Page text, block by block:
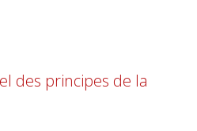
des principes de la